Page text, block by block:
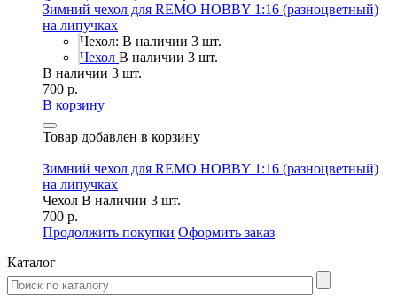
Зимний чехол для REMO HOBBY 1:16 (разноцветный)
на липучках
Чехол: В наличии 3 шт.
Чехол В наличии 3 шт.
В наличии 3 шт.
700 р.
В корзину
Товар добавлен в корзину
Зимний чехол для REMO HOBBY 1:16 (разноцветный)
на липучках
Чехол В наличии 3 шт.
700 р.
Продолжить покупки Оформить заказ
Каталог